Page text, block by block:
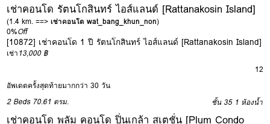
เช่าคอนโด รัตนโกสินทร์ ไอส์แลนด์ [Rattanakosin Island]
(1.4 km. ==>เช่าคอนโด wat_bang_khun_non)
0%Off
[10872] เช่าคอนโด 1 ปี รัตนโกสินทร์ ไอส์แลนด์ [Rattanakosin Island]
เช่า13,000 ฿
12
อัพเดตครั้งสุดท้ายมากกว่า 30 วัน
2 Beds 70.61 ตรม. ชั้น 35 1 ห้องน้ำ
เช่าคอนโด พลัม คอนโด ปิ่นเกล้า สเตชั่น [Plum Condo